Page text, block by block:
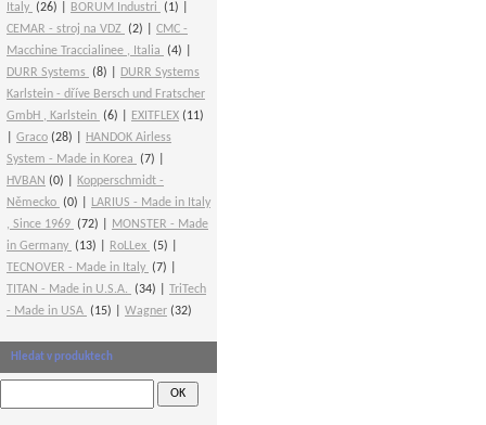
Italy (26) BORUM Industri
(1)
CEMAR - stroj na VDZ (2)
CMC -
Macchine Traccialinee , Italia
(4)
DURR Systems
(8)
DURR Systems
Karlstein - dříve Bersch und Fratscher
GmbH , Karlstein (6) EXITFLEX (11)
Graco (28)
HANDOK Airless
System - Made in Korea
(7)
HVBAN (0)
Kopperschmidt -
Německo (0)
LARIUS - Made in Italy
, Since 1969 (72)
MONSTER - Made
in Germany (13) RoLLex (5)
TECNOVER - Made in Italy (7)
TITAN - Made in U.S.A.
(34)
TriTech
- Made in USA (15) Wagner (32)
Hledat v produktech